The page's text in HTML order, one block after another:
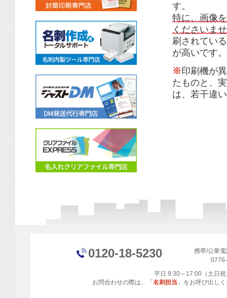
す。
特に、画像
くださいま
刷されてい
が高いです。
※印刷機が
たものと、
は、若干違
0120-18-5230
携帯/公衆
平日 9:30～17:00（土日
お問合わせの際は、「名刺担当 」をお呼び出し